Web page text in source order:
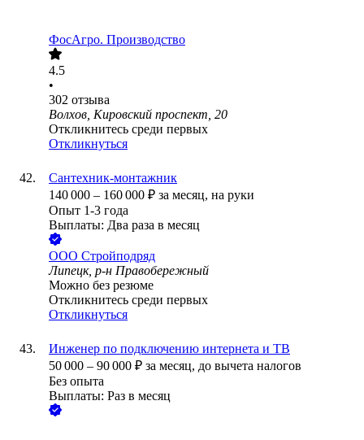
ФосАгро. Производство
4.5
•
302 отзыва
Волхов, Кировский проспект, 20
Откликнитесь среди первых
Откликнуться
Сантехник-монтажник
140 000 – 160 000 ₽ за месяц, на руки
Опыт 1-3 года
Выплаты: Два раза в месяц
ООО Стройподряд
Липецк, р-н Правобережный
Можно без резюме
Откликнитесь среди первых
Откликнуться
Инженер по подключению интернета и ТВ
50 000 – 90 000 ₽ за месяц, до вычета налогов
Без опыта
Выплаты: Раз в месяц